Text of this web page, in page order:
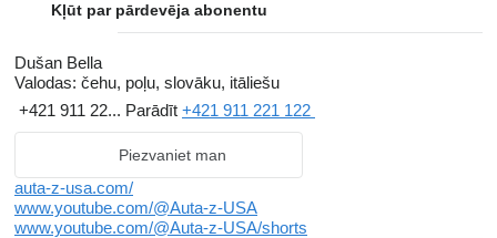
Kļūt par pārdevēja abonentu
Dušan Bella
Valodas: čehu, poļu, slovāku, itāliešu
+421 911 22... Parādīt +421 911 221 122
Piezvaniet man
auta-z-usa.com/
www.youtube.com/@Auta-z-USA
www.youtube.com/@Auta-z-USA/shorts